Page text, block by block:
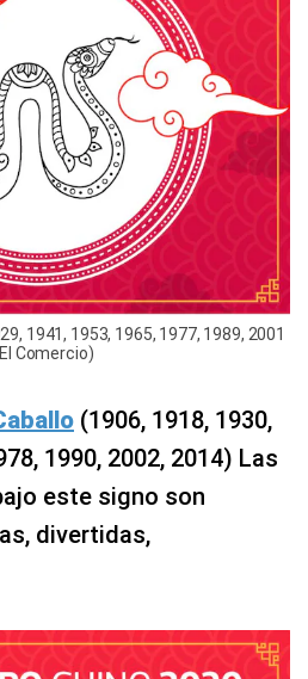
1941, 1953, 1965, 1977, 1989, 2001
Comercio)
(1906, 1918, 1930,
1990, 2002, 2014) Las
este signo son
divertidas,